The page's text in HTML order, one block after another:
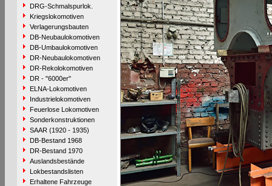
DRG-Schmalspurlok.
Kriegslokomotiven
Verlagerungsbauten
DB-Neubaulokomotiven
DB-Umbaulokomotiven
DR-Neubaulokomotiven
DR-Rekolokomotiven
DR - "6000er"
ELNA-Lokomotiven
Industrielokomotiven
Feuerlose Lokomotiven
Sonderkonstruktionen
SAAR (1920 - 1935)
DB-Bestand 1968
DR-Bestand 1970
Auslandsbestände
Lokbestandslisten
Erhaltene Fahrzeuge